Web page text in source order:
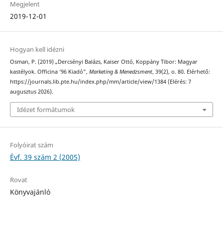
Megjelent
2019-12-01
Hogyan kell idézni
Osman, P. (2019) „Dercsényi Balázs, Kaiser Ottó, Koppány Tibor: Magyar
kastélyok. Officina ’96 Kiadó”, Marketing & Menedzsment, 39(2), o. 80. Elérhető:
https://journals.lib.pte.hu/index.php/mm/article/view/1384 (Elérés: 7
augusztus 2026).
Idézet formátumok
Folyóirat szám
Évf. 39 szám 2 (2005)
Rovat
Könyvajánló